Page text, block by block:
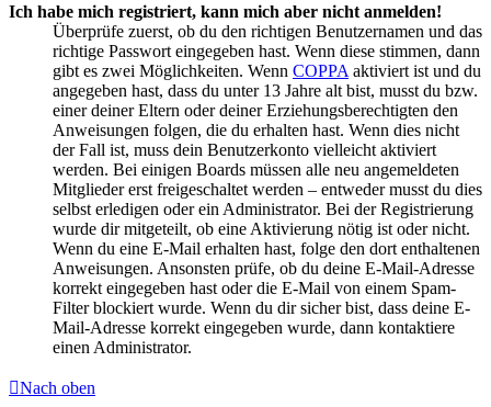
Ich habe mich registriert, kann mich aber nicht anmelden!
Überprüfe zuerst, ob du den richtigen Benutzernamen und das
richtige Passwort eingegeben hast. Wenn diese stimmen, dann
gibt es zwei Möglichkeiten. Wenn COPPA aktiviert ist und du
angegeben hast, dass du unter 13 Jahre alt bist, musst du bzw.
einer deiner Eltern oder deiner Erziehungsberechtigten den
Anweisungen folgen, die du erhalten hast. Wenn dies nicht
der Fall ist, muss dein Benutzerkonto vielleicht aktiviert
werden. Bei einigen Boards müssen alle neu angemeldeten
Mitglieder erst freigeschaltet werden – entweder musst du dies
selbst erledigen oder ein Administrator. Bei der Registrierung
wurde dir mitgeteilt, ob eine Aktivierung nötig ist oder nicht.
Wenn du eine E-Mail erhalten hast, folge den dort enthaltenen
Anweisungen. Ansonsten prüfe, ob du deine E-Mail-Adresse
korrekt eingegeben hast oder die E-Mail von einem Spam-
Filter blockiert wurde. Wenn du dir sicher bist, dass deine E-
Mail-Adresse korrekt eingegeben wurde, dann kontaktiere
einen Administrator.
Nach oben